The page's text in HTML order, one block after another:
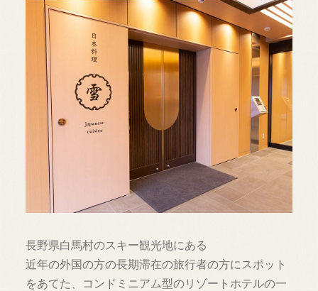
長野県白馬村のスキー観光地にある
近年の外国の方の長期滞在の旅行者の方にスポット
をあてた、コンドミニアム型のリゾートホテルの一